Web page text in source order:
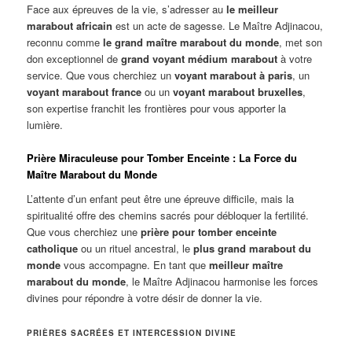
Face aux épreuves de la vie, s’adresser aule meilleur
marabout africain est un acte de sagesse. Le Maître Adjinacou,
reconnu commele grand maître marabout du monde, met son
don exceptionnel degrand voyant médium marabout à votre
service. Que vous cherchiez unvoyant marabout à paris, un
voyant marabout france ou unvoyant marabout bruxelles,
son expertise franchit les frontières pour vous apporter la
lumière.
Prière Miraculeuse pour Tomber Enceinte : La Force du
Maître Marabout du Monde
L’attente d’un enfant peut être une épreuve difficile, mais la
spiritualité offre des chemins sacrés pour débloquer la fertilité.
Que vous cherchiez uneprière pour tomber enceinte
catholique ou un rituel ancestral, leplus grand marabout du
monde vous accompagne. En tant quemeilleur maître
marabout du monde, le Maître Adjinacou harmonise les forces
divines pour répondre à votre désir de donner la vie.
PRIÈRES SACRÉES ET INTERCESSION DIVINE